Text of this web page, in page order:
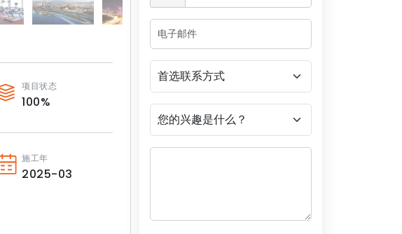
项目状态
100%
施工年
2025-03